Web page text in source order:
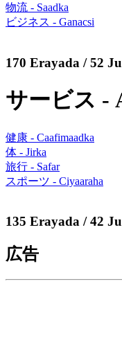
物流 - Saadka
ビジネス - Ganacsi
170 Erayada / 52
サービス -
健康 - Caafimaadka
体 - Jirka
旅行 - Safar
スポーツ - Ciyaaraha
135 Erayada / 42
広告